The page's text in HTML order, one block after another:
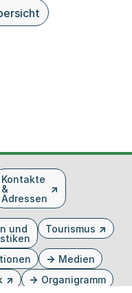
Kontakte
&
Adressen
und
Tourismus
Medien
Organigramm